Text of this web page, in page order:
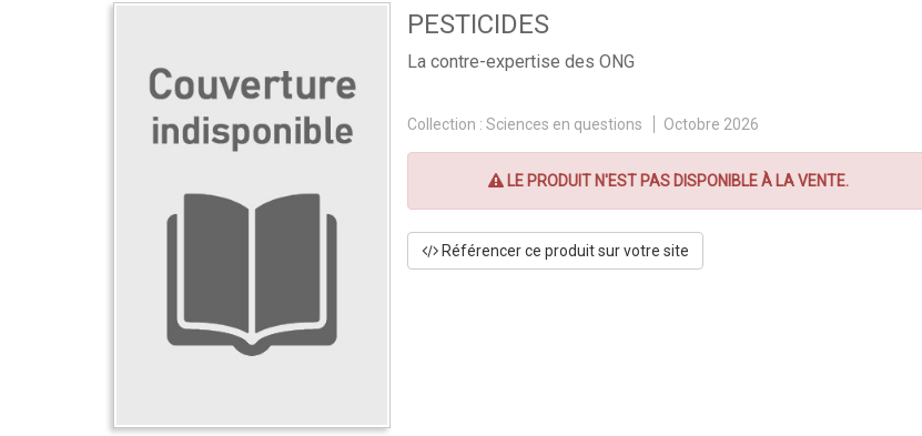
PESTICIDES
La contre-expertise des ONG
Collection : Sciences en questions Octobre 2026
LE PRODUIT N'EST PAS DISPONIBLE À LA VENTE.
Référencer ce produit sur votre site